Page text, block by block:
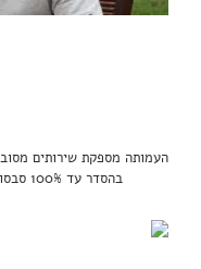
העמותה מספקת שירותים
בהסדר עד 100% סבסוד. (זכאות תיבדק על פי הקריטריונים)